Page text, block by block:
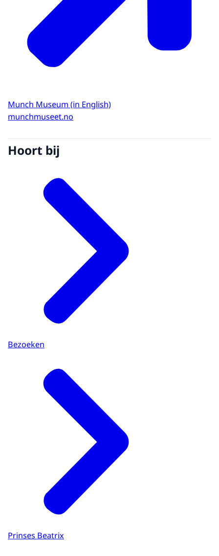
Munch Museum (in English)
munchmuseet.no
Hoort bij
Bezoeken
Prinses Beatrix